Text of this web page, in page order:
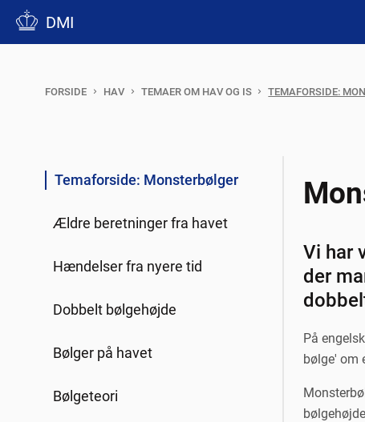
DMI
FORSIDE HAV TEMAER OM HAV OG IS TEMAFORSIDE:
Temaforside: Monsterbølger
Ældre beretninger fra havet
Hændelser fra nyere tid
Dobbelt bølgehøjde
Bølger på havet
Bølgeteori
Vi har
der
På
bølge' om